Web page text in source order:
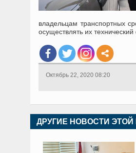
владельцам транспортных
осуществлять их технический
Октябрь 22, 2020 08:20
ДРУГИЕ НОВОСТИ ЭТОЙ